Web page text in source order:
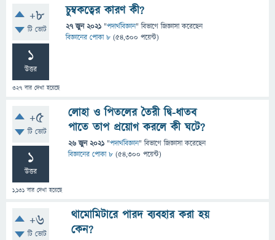
+8
টি ভোট
1
উত্তর
327 বার দেখা হয়েছে
চুম্বকত্বের কারণ কী?
27 জুন 2021 "পদার্থবিজ্ঞান" বিভাগে জিজ্ঞাসাকরেছেন
বিজ্ঞানের পোকা ৮ (54,300 পয়েন্ট)
+5
টি ভোট
1
উত্তর
1,131 বার দেখা হয়েছে
লােহা ও পিতলের তৈরী দ্বি-ধাতব
পাতে তাপ প্রয়ােগ করলে কী ঘটে?
26 জুন 2021 "পদার্থবিজ্ঞান" বিভাগে জিজ্ঞাসাকরেছেন
বিজ্ঞানের পোকা ৮ (54,300 পয়েন্ট)
+6
টি ভোট
থামোমিটারে পারদ ব্যবহার করা হয়
কেন?